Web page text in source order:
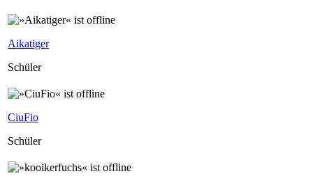
Aikatiger
Schüler
CiuFio
Schüler